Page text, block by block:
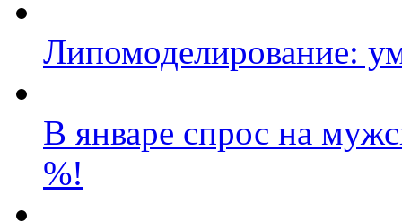
Липомоделирование:
В январе спрос на
%!